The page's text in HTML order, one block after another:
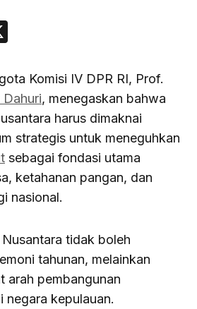
Komisi IV DPR RI, Prof.
Dahuri, menegaskan bahwa
harus dimaknai
strategis untuk meneguhkan
sebagai fondasi utama
ketahanan pangan, dan
nasional.
tidak boleh
tahunan, melainkan
arah pembangunan
negara kepulauan.